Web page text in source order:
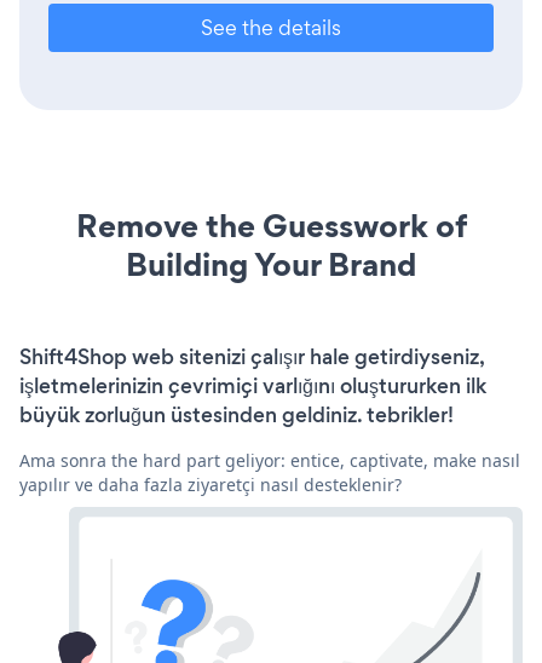
See the details
Remove the Guesswork of
Building Your Brand
Shift4Shop web sitenizi çalışır hale getirdiyseniz,
işletmelerinizin çevrimiçi varlığını oluştururken ilk
büyük zorluğun üstesinden geldiniz. tebrikler!
Ama sonra the hard part geliyor: entice, captivate, make nasıl
yapılır ve daha fazla ziyaretçi nasıl desteklenir?